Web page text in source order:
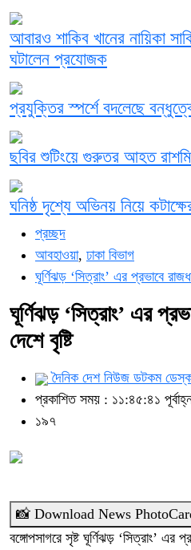
প্রচ্ছদ
আবহাওয়া, ঢাকা বিভাগ
ঘূর্ণিঝড় ‘সিত্রাং’ এর প্রভাবে
ঘূর্ণিঝড় ‘সিত্রাং’ এর
দেশে বৃষ্টি
দৈনিক দেশ নিউজ ডটকম
প্রকাশিত সময় : ১১:৪৫:৪১
১৯৭
📸 Download News
বঙ্গোপসাগরে সৃষ্ট ঘূর্ণিঝড় ‘সিত্রাং’ এর
আবারও শাকিব খানের নায়িকা
ঘটালেন প্রযোজক
প্রযুক্তির স্পর্শে বদলেছে
ছবির শুটিংয়ে গুরুতর আহত
ঘনিষ্ঠ দৃশ্যে অভিনয় নিয়ে